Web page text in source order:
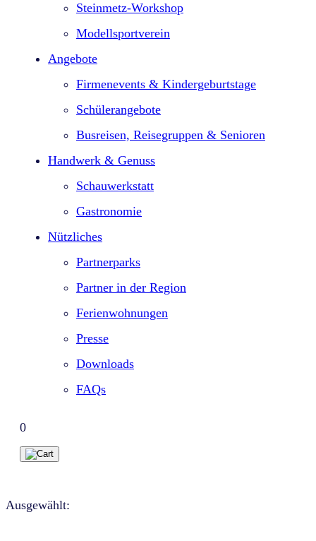
Steinmetz-Workshop
Modellsportverein
Angebote
Firmenevents & Kindergeburtstage​
Schülerangebote
Busreisen, Reisegruppen & Senioren
Handwerk & Genuss
Schauwerkstatt
Gastronomie
Nützliches
Partnerparks
Partner in der Region
Ferienwohnungen
Presse
Downloads
FAQs
0
Ausgewählt: